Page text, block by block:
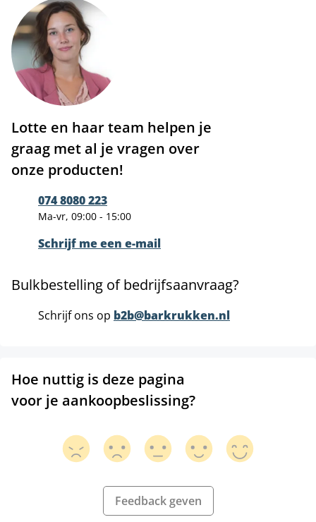
Lotte en haar team helpen je
graag met al je vragen over
onze producten!
074 8080 223
Ma-vr, 09:00 - 15:00
Schrijf me een e-mail
Bulkbestelling of bedrijfsaanvraag?
Schrijf ons op b2b@barkrukken.nl
Hoe nuttig is deze pagina
voor je aankoopbeslissing?
Feedback geven